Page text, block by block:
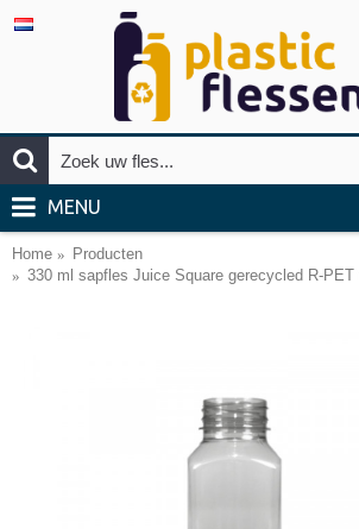
MENU
Home
Producten
330 ml sapfles Juice Square gerecycled R-PET